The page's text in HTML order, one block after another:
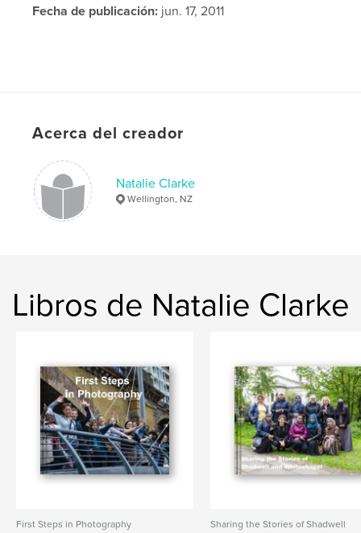
Fecha de publicación: jun. 17, 2011
Acerca del creador
Natalie Clarke
Wellington, NZ
Libros de Natalie Clarke
First Steps in Photography
Sharing the Stories of Shadwell